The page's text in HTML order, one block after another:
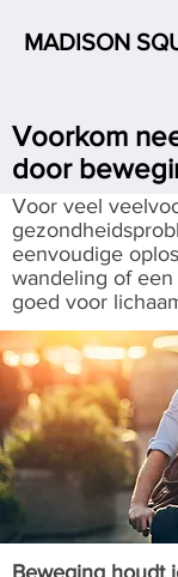
MADISON
Voorkom
door
Voor veel
eenvoudige
wandeling of
goed voor
Beweging houdt